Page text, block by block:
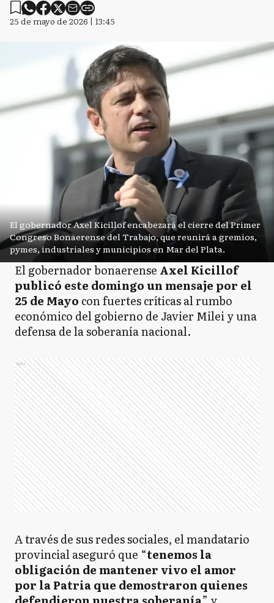
25 de mayo de 2026 | 13:45
El gobernador Axel Kicillof encabezará el cierre del Primer
Congreso Bonaerense del Trabajo, que reunirá a gremios,
pymes, industriales y municipios en Mar del Plata.
El gobernador bonaerense Axel Kicillof
publicó este domingo un mensaje por el
25 de Mayo con fuertes críticas al rumbo
económico del gobierno de Javier Milei y una
defensa de la soberanía nacional.
Ads
A través de sus redes sociales, el mandatario
provincial aseguró que “tenemos la
obligación de mantener vivo el amor
por la Patria que demostraron quienes